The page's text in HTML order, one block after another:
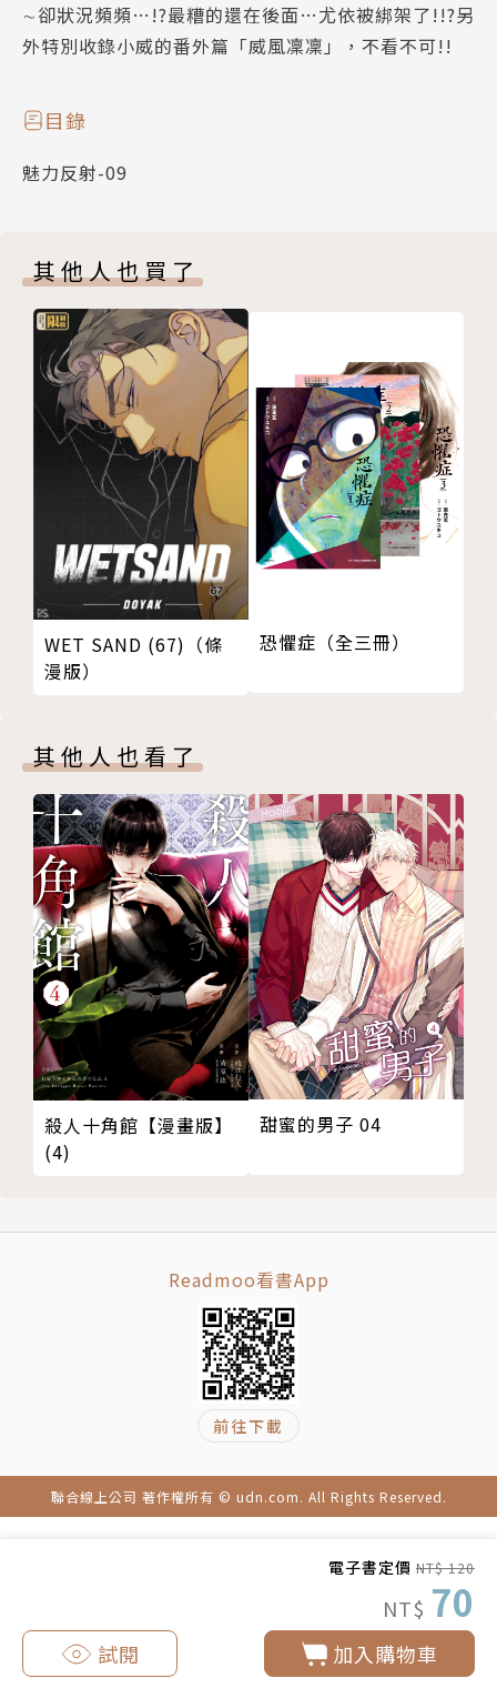
電子書定價 NT$ 120
NT$ 70
加入購物車
試閱
∼卻狀況頻頻…!?最糟的還在後面…尤依被綁架了!!?另
外特別收錄小威的番外篇「威風凜凜」，不看不可!!
目錄
魅力反射-09
其他人也買了
WET SAND (67)（條
漫版）
恐懼症（全三冊）
其他人也看了
殺人十角館【漫畫版】
(4)
甜蜜的男子 04
Readmoo看書App
前往下載
聯合線上公司 著作權所有 © udn.com. All Rights Reserved.